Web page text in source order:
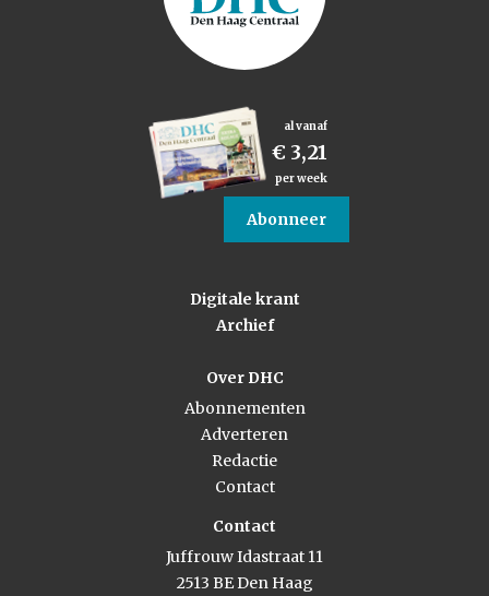
al vanaf
€ 3,21
per week
Abonneer
Digitale krant
Archief
Over DHC
Abonnementen
Adverteren
Redactie
Contact
Contact
Juffrouw Idastraat 11
2513 BE Den Haag